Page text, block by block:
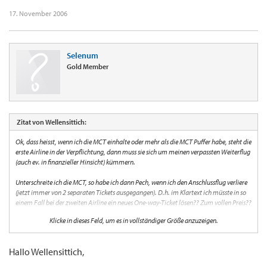
17. November 2006
Selenum
Gold Member
Zitat von Wellensittich:
Ok, dass heisst, wenn ich die MCT einhalte oder mehr als die MCT Puffer habe, steht die
erste Airline in der Verpflichtung, dann muss sie sich um meinen verpassten Weiterflug
(auch ev. in finanzieller Hinsicht) kümmern.
Unterschreite ich die MCT, so habe ich dann Pech, wenn ich den Anschlussflug verliere
(jetzt immer von 2 separaten Tickets ausgegangen). D.h. im Klartext ich müsste in so
einem Fall bei der zweiten Airline ein neues One-way-Ticket lösen?? Zum vollen Preis??
Der WellensittichKlicke in dieses Feld, um es in vollständiger Größe anzuzeigen.
Hallo Wellensittich,